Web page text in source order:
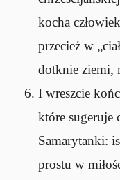
kocha
przecież w
dotknie ziemi,
I wreszcie
które sugeruje
Samarytanki:
prostu w